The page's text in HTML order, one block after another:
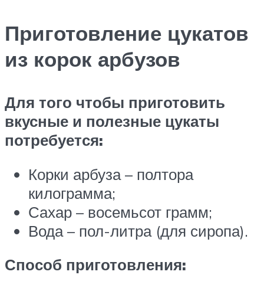
Приготовление цукатов
из корок арбузов
Для того чтобы приготовить
вкусные и полезные цукаты
потребуется:
Корки арбуза – полтора
килограмма;
Сахар – восемьсот грамм;
Вода – пол-литра (для сиропа).
Способ приготовления: